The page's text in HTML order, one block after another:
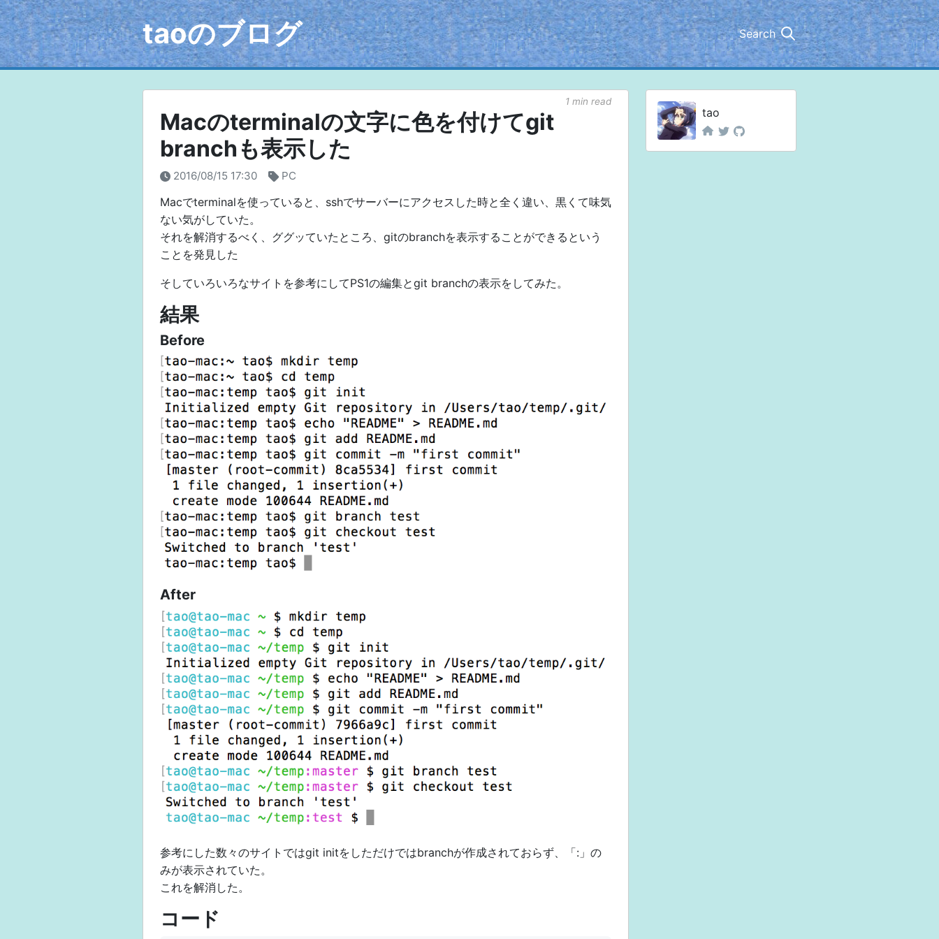
taoのブログ Search
1 min read
Macのterminalの文字に色を付けてgit
branchも表示した
2016/08/15 17:30 PC
Macでterminalを使っていると、sshでサーバーにアクセスした時と全く違い、黒くて味気
ない気がしていた。
それを解消するべく、ググッていたところ、gitのbranchを表示することができるという
ことを発見した
そしていろいろなサイトを参考にしてPS1の編集とgit branchの表示をしてみた。
結果
Before
After
参考にした数々のサイトではgit initをしただけではbranchが作成されておらず、「:」の
みが表示されていた。
これを解消した。
コード
tao